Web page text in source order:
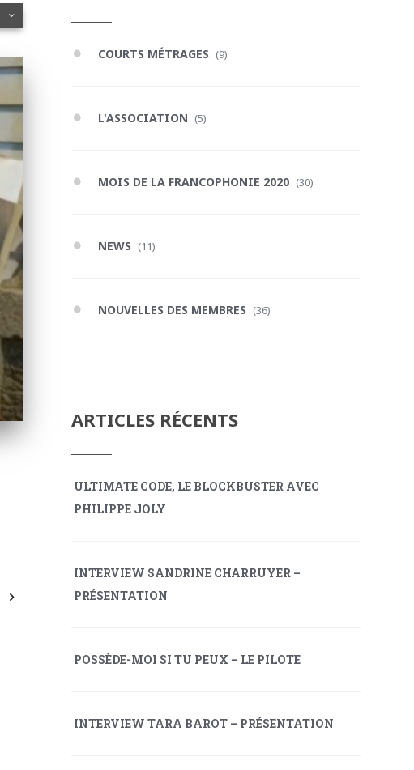
COURTS MÉTRAGES (9)
L'ASSOCIATION (5)
MOIS DE LA FRANCOPHONIE 2020 (30)
NEWS (11)
NOUVELLES DES MEMBRES (36)
ARTICLES RÉCENTS
ULTIMATE CODE, LE BLOCKBUSTER AVEC
PHILIPPE JOLY
INTERVIEW SANDRINE CHARRUYER –
PRÉSENTATION
POSSÈDE-MOI SI TU PEUX – LE PILOTE
INTERVIEW TARA BAROT – PRÉSENTATION